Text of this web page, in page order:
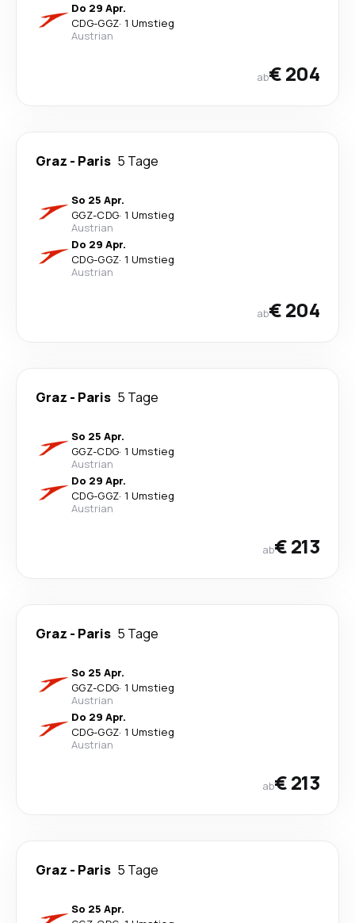
Do 29 Apr.
CDG-GGZ· 1 Umstieg
Austrian
ab€ 204
Graz - Paris 5 Tage
So 25 Apr.
GGZ-CDG· 1 Umstieg
Austrian
Do 29 Apr.
CDG-GGZ· 1 Umstieg
Austrian
ab€ 204
Graz - Paris 5 Tage
So 25 Apr.
GGZ-CDG· 1 Umstieg
Austrian
Do 29 Apr.
CDG-GGZ· 1 Umstieg
Austrian
ab€ 213
Graz - Paris 5 Tage
So 25 Apr.
GGZ-CDG· 1 Umstieg
Austrian
Do 29 Apr.
CDG-GGZ· 1 Umstieg
Austrian
ab€ 213
Graz - Paris 5 Tage
So 25 Apr.